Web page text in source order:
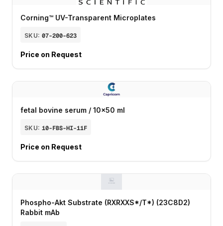
Corning™ UV-Transparent Microplates
SKU: 07-200-623
Price on Request
fetal bovine serum / 10x50 ml
SKU: 10-FBS-HI-11F
Price on Request
Phospho-Akt Substrate (RXRXXS*/T*) (23C8D2)
Rabbit mAb